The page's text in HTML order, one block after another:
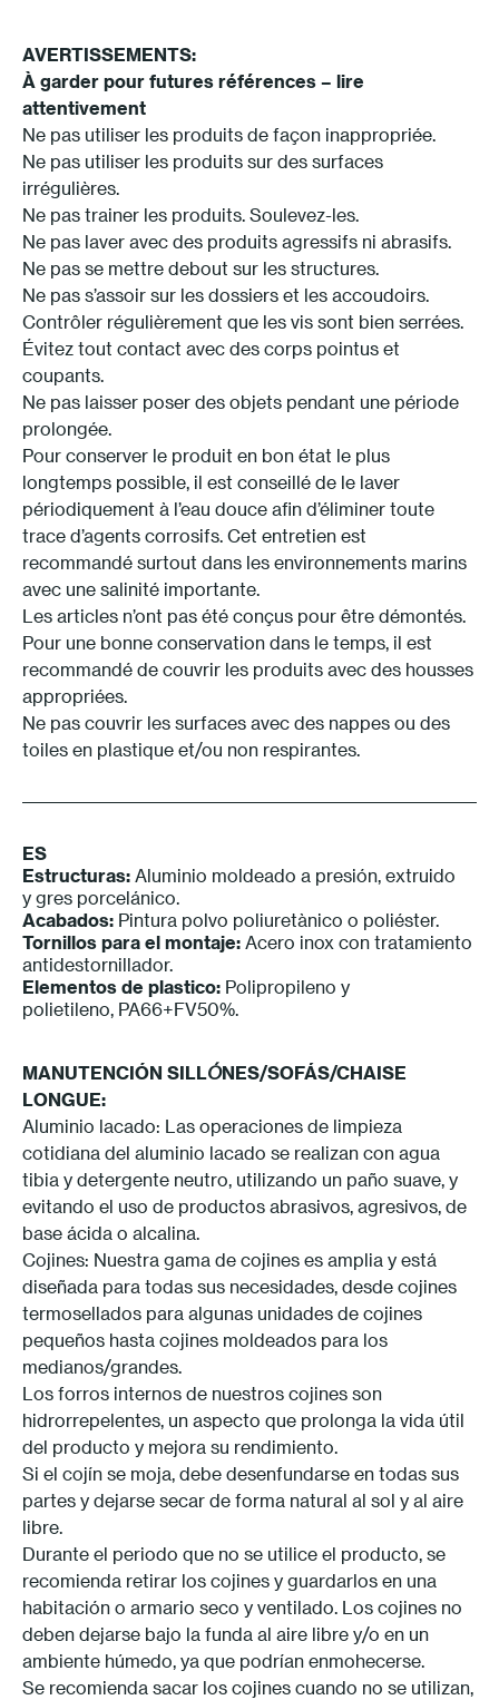
AVERTISSEMENTS:
À garder pour futures références – lire
attentivement
Ne pas utiliser les produits de façon inappropriée.
Ne pas utiliser les produits sur des surfaces
irrégulières.
Ne pas trainer les produits. Soulevez-les.
Ne pas laver avec des produits agressifs ni abrasifs.
Ne pas se mettre debout sur les structures.
Ne pas s’assoir sur les dossiers et les accoudoirs.
Contrôler régulièrement que les vis sont bien serrées.
Évitez tout contact avec des corps pointus et
coupants.
Ne pas laisser poser des objets pendant une période
prolongée.
Pour conserver le produit en bon état le plus
longtemps possible, il est conseillé de le laver
périodiquement à l’eau douce afin d’éliminer toute
trace d’agents corrosifs. Cet entretien est
recommandé surtout dans les environnements marins
avec une salinité importante.
Les articles n’ont pas été conçus pour être démontés.
Pour une bonne conservation dans le temps, il est
recommandé de couvrir les produits avec des housses
appropriées.
Ne pas couvrir les surfaces avec des nappes ou des
toiles en plastique et/ou non respirantes.
ES
Estructuras: Aluminio moldeado a presión, extruido
y gres porcelánico.
Acabados: Pintura polvo poliuretànico o poliéster.
Tornillos para el montaje: Acero inox con tratamiento
antidestornillador.
Elementos de plastico: Polipropileno y
polietileno, PA66+FV50%.
MANUTENCIÓN SILLÓNES/SOFÁS/CHAISE
LONGUE:
Aluminio lacado: Las operaciones de limpieza
cotidiana del aluminio lacado se realizan con agua
tibia y detergente neutro, utilizando un paño suave, y
evitando el uso de productos abrasivos, agresivos, de
base ácida o alcalina.
Cojines: Nuestra gama de cojines es amplia y está
diseñada para todas sus necesidades, desde cojines
termosellados para algunas unidades de cojines
pequeños hasta cojines moldeados para los
medianos/grandes.
Los forros internos de nuestros cojines son
hidrorrepelentes, un aspecto que prolonga la vida útil
del producto y mejora su rendimiento.
Si el cojín se moja, debe desenfundarse en todas sus
partes y dejarse secar de forma natural al sol y al aire
libre.
Durante el periodo que no se utilice el producto, se
recomienda retirar los cojines y guardarlos en una
habitación o armario seco y ventilado. Los cojines no
deben dejarse bajo la funda al aire libre y/o en un
ambiente húmedo, ya que podrían enmohecerse.
Se recomienda sacar los cojines cuando no se utilizan,